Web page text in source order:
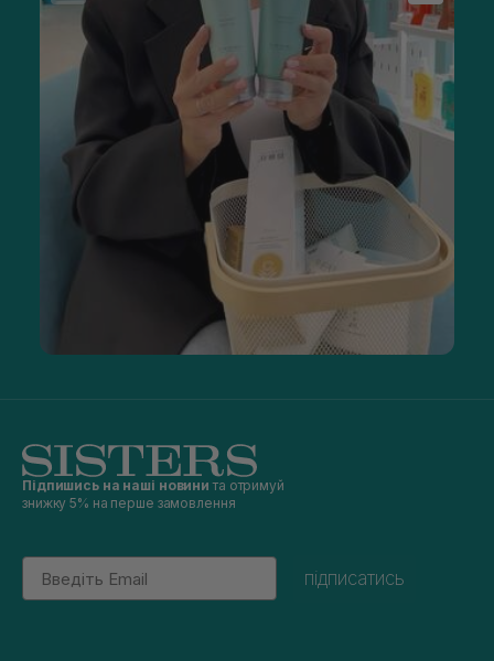
Підпишись на наші новини та отримуй
знижку 5% на перше замовлення
Email
підписатись